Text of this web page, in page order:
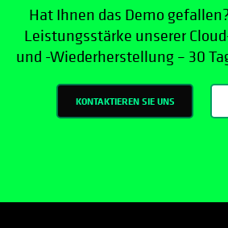
Hat Ihnen das Demo
Leistungsstärke unserer
und -Wiederherstellung – 30
KONTAKTIEREN SIE UNS